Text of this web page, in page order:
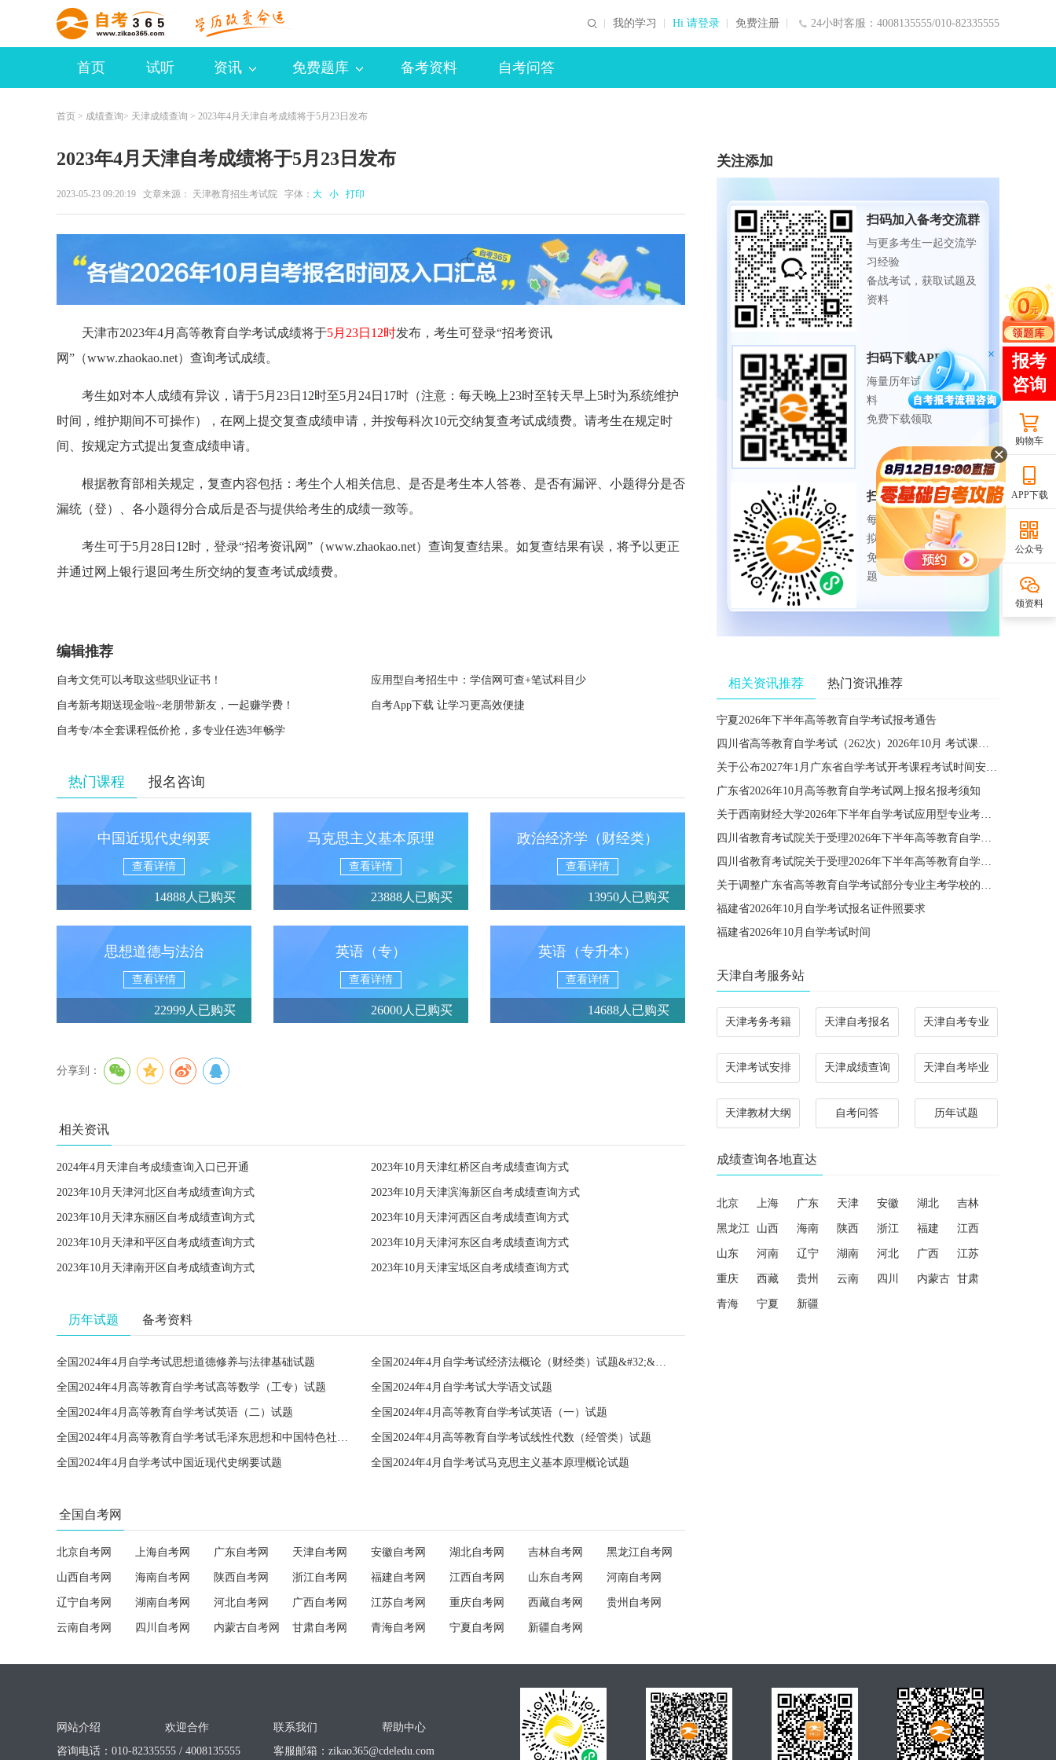
24小时客服：4008135555/010-82335555
我的学习 Hi 请登录 免费注册
首页 试听 资讯 免费题库 备考资料 自考问答
首页 > 成绩查询> 天津成绩查询 > 2023年4月天津自考成绩将于5月23日发布
2023年4月天津自考成绩将于5月23日发布
2023-05-23 09:20:19 文章来源： 天津教育招生考试院 字体： 大 小 打印
天津市2023年4月高等教育自学考试成绩将于5月23日12时发布，考生可登录“招考资讯
网”（www.zhaokao.net）查询考试成绩。
考生如对本人成绩有异议，请于5月23日12时至5月24日17时（注意：每天晚上23时至转天早上5时为系统维护
时间，维护期间不可操作），在网上提交复查成绩申请，并按每科次10元交纳复查考试成绩费。请考生在规定时
间、按规定方式提出复查成绩申请。
根据教育部相关规定，复查内容包括：考生个人相关信息、是否是考生本人答卷、是否有漏评、小题得分是否
漏统（登）、各小题得分合成后是否与提供给考生的成绩一致等。
考生可于5月28日12时，登录“招考资讯网”（www.zhaokao.net）查询复查结果。如复查结果有误，将予以更正
并通过网上银行退回考生所交纳的复查考试成绩费。
编辑推荐
自考文凭可以考取这些职业证书！ 应用型自考招生中：学信网可查+笔试科目少
自考新考期送现金啦~老朋带新友，一起赚学费！ 自考App下载 让学习更高效便捷
自考专/本全套课程低价抢，多专业任选3年畅学
热门课程 报名咨询
中国近现代史纲要
查看详情
14888人已购买
马克思主义基本原理
查看详情
23888人已购买
政治经济学（财经类）
查看详情
13950人已购买
思想道德与法治
查看详情
22999人已购买
英语（专）
查看详情
26000人已购买
英语（专升本）
查看详情
14688人已购买
分享到：
相关资讯
2024年4月天津自考成绩查询入口已开通 2023年10月天津红桥区自考成绩查询方式
2023年10月天津河北区自考成绩查询方式 2023年10月天津滨海新区自考成绩查询方式
2023年10月天津东丽区自考成绩查询方式 2023年10月天津河西区自考成绩查询方式
2023年10月天津和平区自考成绩查询方式 2023年10月天津河东区自考成绩查询方式
2023年10月天津南开区自考成绩查询方式 2023年10月天津宝坻区自考成绩查询方式
历年试题 备考资料
全国2024年4月自学考试思想道德修养与法律基础试题 全国2024年4月自学考试经济法概论（财经类）试题&#32;&#32;
全国2024年4月高等教育自学考试高等数学（工专）试题 全国2024年4月自学考试大学语文试题
全国2024年4月高等教育自学考试英语（二）试题 全国2024年4月高等教育自学考试英语（一）试题
全国2024年4月高等教育自学考试毛泽东思想和中国特色社会主义理论体系概论试题 全国2024年4月高等教育自学考试线性代数（经管类）试题
全国2024年4月自学考试中国近现代史纲要试题 全国2024年4月自学考试马克思主义基本原理概论试题
全国自考网
北京自考网 上海自考网 广东自考网 天津自考网 安徽自考网 湖北自考网 吉林自考网 黑龙江自考网
山西自考网 海南自考网 陕西自考网 浙江自考网 福建自考网 江西自考网 山东自考网 河南自考网
辽宁自考网 湖南自考网 河北自考网 广西自考网 江苏自考网 重庆自考网 西藏自考网 贵州自考网
云南自考网 四川自考网 内蒙古自考网 甘肃自考网 青海自考网 宁夏自考网 新疆自考网
关注添加
扫码加入备考交流群
与更多考生一起交流学
习经验
备战考试，获取试题及
资料
扫码下载APP
海量历年试题、备考资
料
免费下载领取
扫码进入微信小程序
每日练题巩固、考前模
拟实战
免费体验自考365海量试
题
相关资讯推荐 热门资讯推荐
宁夏2026年下半年高等教育自学考试报考通告
四川省高等教育自学考试（262次）2026年10月 考试课程简表
关于公布2027年1月广东省自学考试开考课程考试时间安排和使用教材的通知
广东省2026年10月高等教育自学考试网上报名报考须知
关于西南财经大学2026年下半年自学考试应用型专业考籍更改办理的通知
四川省教育考试院关于受理2026年下半年高等教育自学考试省际转考申请的通告
四川省教育考试院关于受理2026年下半年高等教育自学考试考籍更改申请的通告
关于调整广东省高等教育自学考试部分专业主考学校的通知
福建省2026年10月自学考试报名证件照要求
福建省2026年10月自学考试时间
天津自考服务站
天津考务考籍 天津自考报名 天津自考专业
天津考试安排 天津成绩查询 天津自考毕业
天津教材大纲 自考问答 历年试题
成绩查询各地直达
北京 上海 广东 天津 安徽 湖北 吉林
黑龙江 山西 海南 陕西 浙江 福建 江西
山东 河南 辽宁 湖南 河北 广西 江苏
重庆 西藏 贵州 云南 四川 内蒙古 甘肃
青海 宁夏 新疆
购物车
APP下载
公众号
领资料
网站介绍 欢迎合作 联系我们
帮助中心
咨询电话：010-82335555 / 4008135555
客服邮箱： zikao365@cdeledu.com